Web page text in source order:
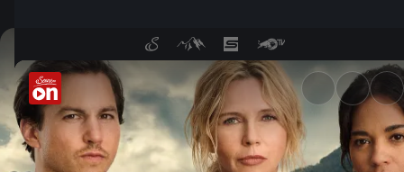
Alpentod: Die neue Krimi-